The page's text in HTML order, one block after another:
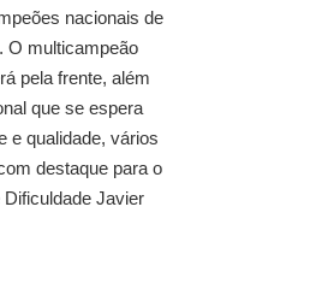
nacionais de
O multicampeão
pela frente, além
que se espera
e qualidade, vários
destaque para o
Javier